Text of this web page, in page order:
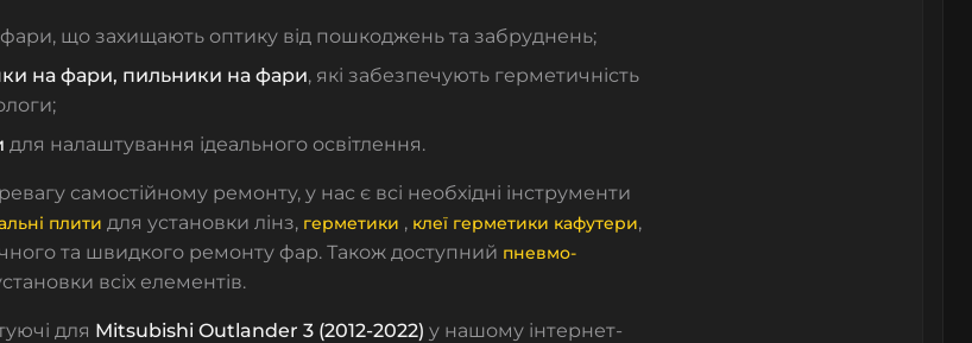
, що захищають оптику від пошкоджень та забруднень;
на фари, пильники на фари, які забезпечують герметичність
для налаштування ідеального освітлення.
самостійному ремонту, у нас є всі необхідні інструменти
плити для установки лінз, герметики , клеї герметики кафутери,
та швидкого ремонту фар. Також доступний пневмо-
всіх елементів.
для Mitsubishi Outlander 3 (2012-2022) у нашому інтернет-